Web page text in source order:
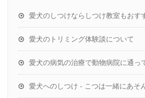
愛犬のしつけならしつけ教室もおす
愛犬のトリミング体験談について
愛犬の病気の治療で動物病院に通っ
愛犬へのしつけ - こつは一緒にあそ